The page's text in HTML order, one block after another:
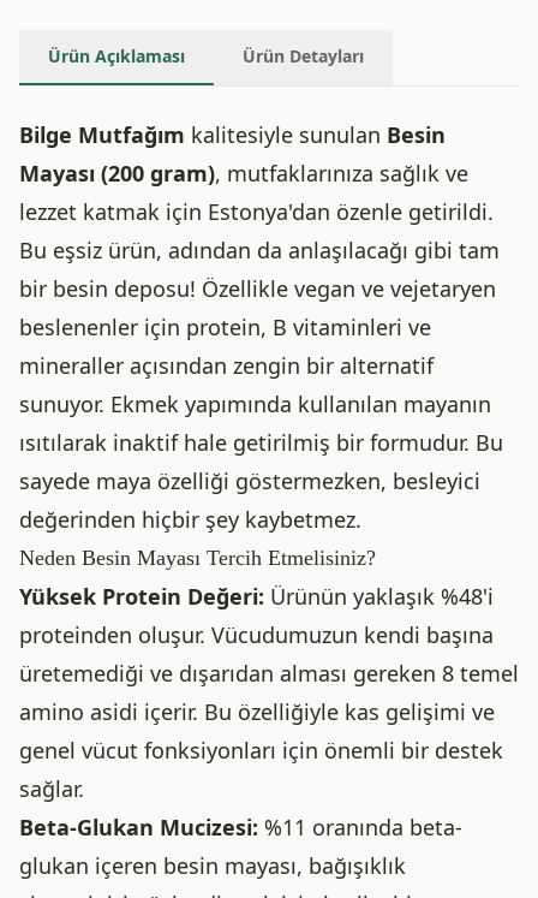
Ürün Açıklaması Ürün Detayları
Bilge Mutfağım kalitesiyle sunulan Besin
Mayası (200 gram), mutfaklarınıza sağlık ve
lezzet katmak için Estonya'dan özenle getirildi.
Bu eşsiz ürün, adından da anlaşılacağı gibi tam
bir besin deposu! Özellikle vegan ve vejetaryen
beslenenler için protein, B vitaminleri ve
mineraller açısından zengin bir alternatif
sunuyor. Ekmek yapımında kullanılan mayanın
ısıtılarak inaktif hale getirilmiş bir formudur. Bu
sayede maya özelliği göstermezken, besleyici
değerinden hiçbir şey kaybetmez.
Neden Besin Mayası Tercih Etmelisiniz?
Yüksek Protein Değeri: Ürünün yaklaşık %48'i
proteinden oluşur. Vücudumuzun kendi başına
üretemediği ve dışarıdan alması gereken 8 temel
amino asidi içerir. Bu özelliğiyle kas gelişimi ve
genel vücut fonksiyonları için önemli bir destek
sağlar.
Beta-Glukan Mucizesi: %11 oranında beta-
glukan içeren besin mayası, bağışıklık